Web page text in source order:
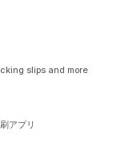
slips and more
アプリ